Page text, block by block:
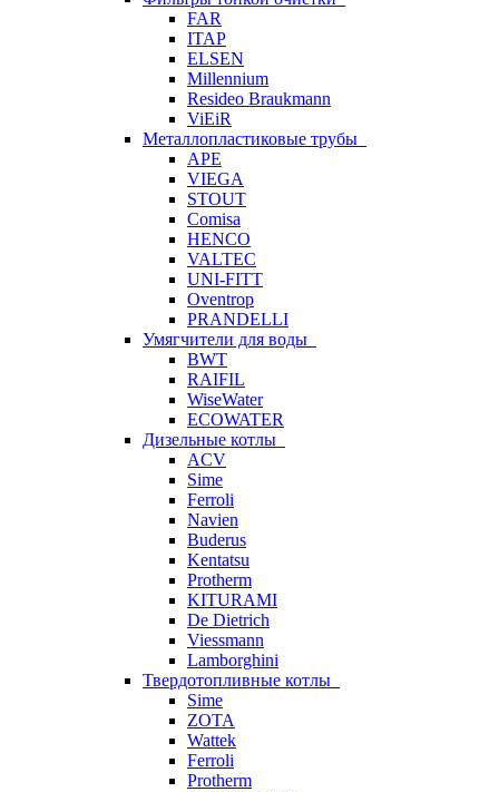
FAR
ITAP
ELSEN
Millennium
Resideo Braukmann
ViEiR
Металлопластиковые трубы
APE
VIEGA
STOUT
Comisa
HENCO
VALTEC
UNI-FITT
Oventrop
PRANDELLI
Умягчители для воды
BWT
RAIFIL
WiseWater
ECOWATER
Дизельные котлы
ACV
Sime
Ferroli
Navien
Buderus
Kentatsu
Protherm
KITURAMI
De Dietrich
Viessmann
Lamborghini
Твердотопливные котлы
Sime
ZOTA
Wattek
Ferroli
Protherm